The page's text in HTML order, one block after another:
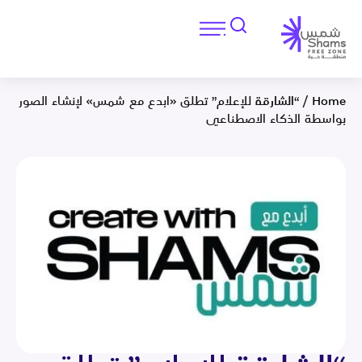
Home
/ “الشارقة للإعلام” تطلق «ابدع مع شمس» لإنشاء الصور
بواسطة الذكاء الاصطناعي